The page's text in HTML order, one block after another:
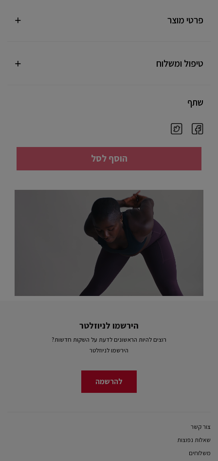
פרטי מוצר
טיפול ומשלוח
שתף
הוסף לסל
הירשמו לניוזלטר
רוצים להיות הראשונים לדעת על השקות חדשות?
הירשמו לניוזלטר
להרשמה
צור קשר
שאלות נפוצות
משלוחים